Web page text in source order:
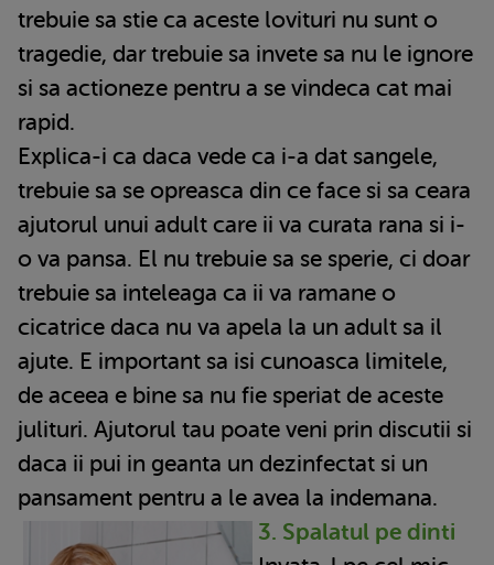
trebuie sa stie ca aceste lovituri nu sunt o
tragedie, dar trebuie sa invete sa nu le ignore
si sa actioneze pentru a se vindeca cat mai
rapid.
Explica-i ca daca vede ca i-a dat sangele,
trebuie sa se opreasca din ce face si sa ceara
ajutorul unui adult care ii va curata rana si i-
o va pansa. El nu trebuie sa se sperie, ci doar
trebuie sa inteleaga ca ii va ramane o
cicatrice daca nu va apela la un adult sa il
ajute. E important sa isi cunoasca limitele,
de aceea e bine sa nu fie speriat de aceste
julituri. Ajutorul tau poate veni prin discutii si
daca ii pui in geanta un dezinfectat si un
pansament pentru a le avea la indemana.
3. Spalatul pe dinti